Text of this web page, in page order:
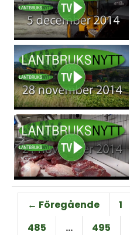
← Föregående 1
485
… 495